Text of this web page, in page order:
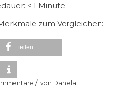
< 1 Minute
zum Vergleichen:
teilen
/ von Daniela